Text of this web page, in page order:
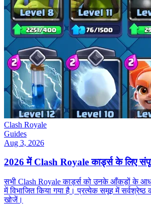
Clash Royale
Guides
Aug 3, 2026
2026 में Clash Royale कार्ड्स के लिए
सभी Clash Royale कार्ड्स को उनके आँकड़ों के
में विभाजित किया गया है। प्रत्येक समूह में
खोजें।